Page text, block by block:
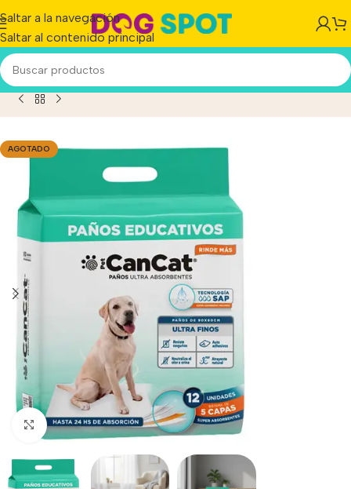
Saltar a la navegación
Saltar al contenido principal
P/piso Cancat Premium 60 Cm X 90 Cm X 12 Unidades
AGOTADO
Haga clic para ampliar